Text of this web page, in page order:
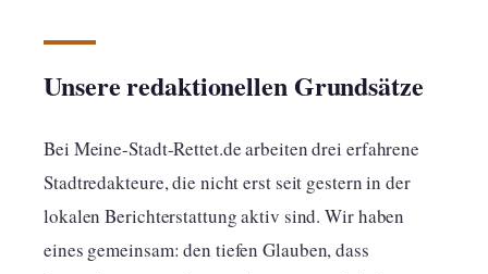
Unsere redaktionellen Grundsätze
Bei Meine-Stadt-Rettet.de arbeiten drei erfahrene
Stadtredakteure, die nicht erst seit gestern in der
lokalen Berichterstattung aktiv sind. Wir haben
eines gemeinsam: den tiefen Glauben, dass